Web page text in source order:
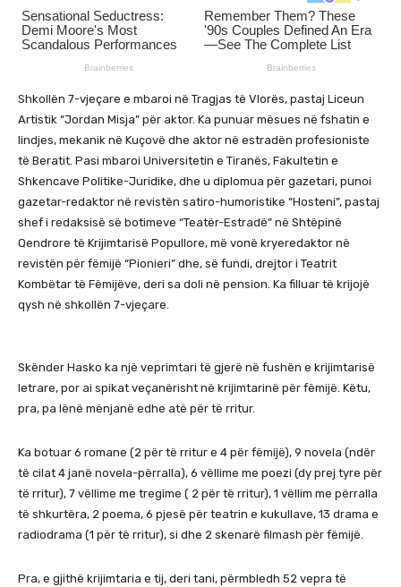
Shkollën 7-vjeçare e mbaroi në Tragjas të Vlorës, pastaj Liceun
Artistik “Jordan Misja” për aktor. Ka punuar mësues në fshatin e
lindjes, mekanik në Kuçovë dhe aktor në estradën profesioniste
të Beratit. Pasi mbaroi Universitetin e Tiranës, Fakultetin e
Shkencave Politike-Juridike, dhe u diplomua për gazetari, punoi
gazetar-redaktor në revistën satiro-humoristike “Hosteni”, pastaj
shef i redaksisë së botimeve “Teatër-Estradë” në Shtëpinë
Qendrore të Krijimtarisë Popullore, më vonë kryeredaktor në
revistën për fëmijë “Pionieri” dhe, së fundi, drejtor i Teatrit
Kombëtar të Fëmijëve, deri sa doli në pension. Ka filluar të krijojë
qysh në shkollën 7-vjeçare.
Skënder Hasko ka një veprimtari të gjerë në fushën e krijimtarisë
letrare, por ai spikat veçanërisht në krijimtarinë për fëmijë. Këtu,
pra, pa lënë mënjanë edhe atë për të rritur.
Ka botuar 6 romane (2 për të rritur e 4 për fëmijë), 9 novela (ndër
të cilat 4 janë novela-përralla), 6 vëllime me poezi (dy prej tyre për
të rritur), 7 vëllime me tregime ( 2 për të rritur), 1 vëllim me përralla
të shkurtëra, 2 poema, 6 pjesë për teatrin e kukullave, 13 drama e
radiodrama (1 për të rritur), si dhe 2 skenarë filmash për fëmijë.
Pra, e gjithë krijimtaria e tij, deri tani, përmbledh 52 vepra të